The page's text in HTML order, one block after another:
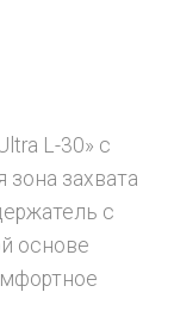
L-30» с
захвата
с
основе